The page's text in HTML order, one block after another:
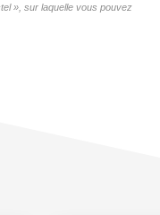
», sur laquelle vous pouvez